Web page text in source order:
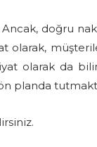
doğru
olarak,
olarak da
planda